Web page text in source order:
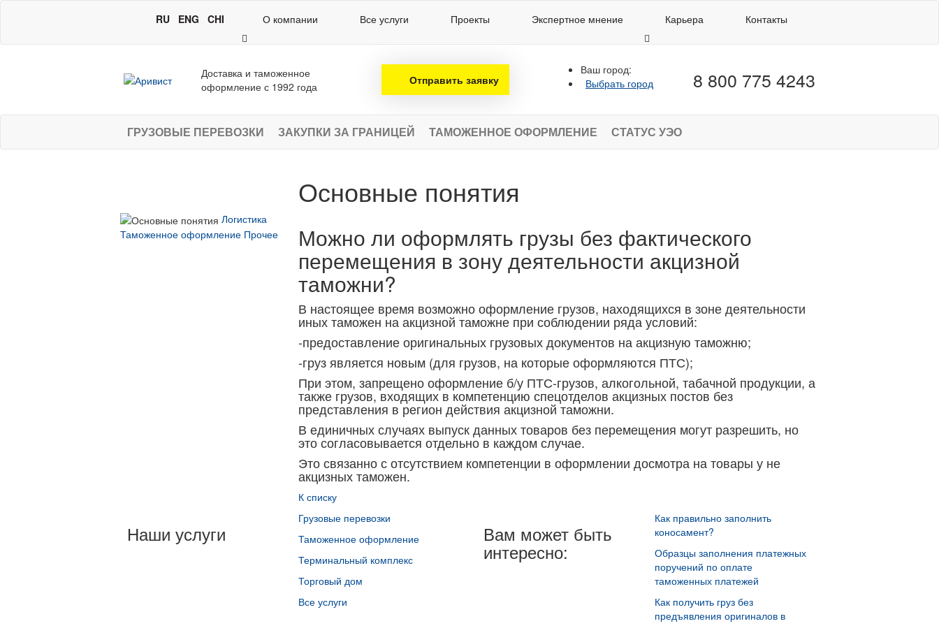
RU ENG CHI О компании Все услуги Проекты Экспертное мнение Карьера Контакты
Доставка и таможенное
оформление с 1992 года
Отправить заявку
Ваш город:
Выбрать город
8 800 775 4243
ГРУЗОВЫЕ ПЕРЕВОЗКИ ЗАКУПКИ ЗА ГРАНИЦЕЙ ТАМОЖЕННОЕ ОФОРМЛЕНИЕ СТАТУС УЭО
Основные понятия
Логистика
Таможенное оформление Прочее Можно ли оформлять грузы без фактического
перемещения в зону деятельности акцизной
таможни?
В настоящее время возможно оформление грузов, находящихся в зоне деятельности
иных таможен на акцизной таможне при соблюдении ряда условий:
-предоставление оригинальных грузовых документов на акцизную таможню;
-груз является новым (для грузов, на которые оформляются ПТС);
При этом, запрещено оформление б/у ПТС-грузов, алкогольной, табачной продукции, а
также грузов, входящих в компетенцию спецотделов акцизных постов без
представления в регион действия акцизной таможни.
В единичных случаях выпуск данных товаров без перемещения могут разрешить, но
это согласовывается отдельно в каждом случае.
Это связанно с отсутствием компетенции в оформлении досмотра на товары у не
акцизных таможен.
К списку
Наши услуги
Грузовые перевозки
Таможенное оформление
Терминальный комплекс
Торговый дом
Все услуги
Вам может быть
интересно:
Как правильно заполнить
коносамент?
Образцы заполнения платежных
поручений по оплате
таможенных платежей
Как получить груз без
предъявления оригиналов в